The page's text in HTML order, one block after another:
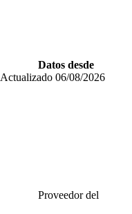
Datos desde
Actualizado 06/08/2026
Proveedor del